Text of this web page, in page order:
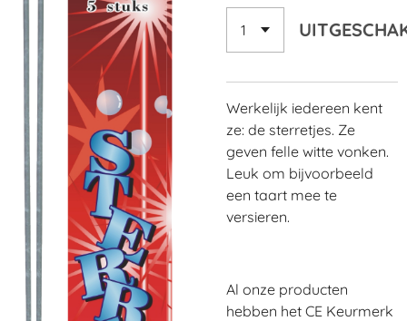
Werkelijk iedereen kent
ze: de sterretjes. Ze
geven felle witte vonken.
Leuk om bijvoorbeeld
een taart mee te
versieren.
Al onze producten
hebben het CE Keurmerk